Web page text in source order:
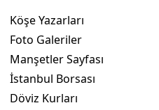
Köşe Yazarları
Foto Galeriler
Manşetler Sayfası
İstanbul Borsası
Döviz Kurları